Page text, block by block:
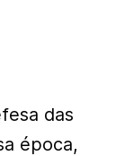
das
época,